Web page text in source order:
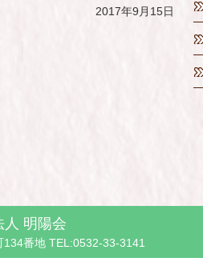
2017年9月15日
人 明陽会
番地 TEL:0532-33-3141